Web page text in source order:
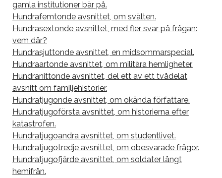
gamla institutioner bär på.
Hundrafemtonde avsnittet, om svälten.
Hundrasextonde avsnittet, med fler svar på frågan:
vem där?
Hundrasjuttonde avsnittet, en midsommarspecial.
Hundraartonde avsnittet, om militära hemligheter.
Hundranittonde avsnittet, del ett av ett tvådelat
avsnitt om familjehistorier.
Hundratjugonde avsnittet, om okända författare.
Hundratjugoförsta avsnittet, om historierna efter
katastrofen.
Hundratjugoandra avsnittet, om studentlivet.
Hundratjugotredje avsnittet, om obesvarade frågor.
Hundratjugofjärde avsnittet, om soldater långt
hemifrån.